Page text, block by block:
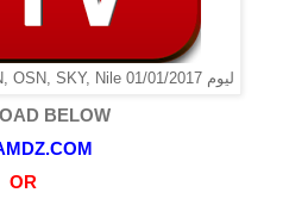
ملف قنوات IPTV متنوع BeIN, OSN, SKY, Nile ليوم 01/01/2017
BELOW
OR